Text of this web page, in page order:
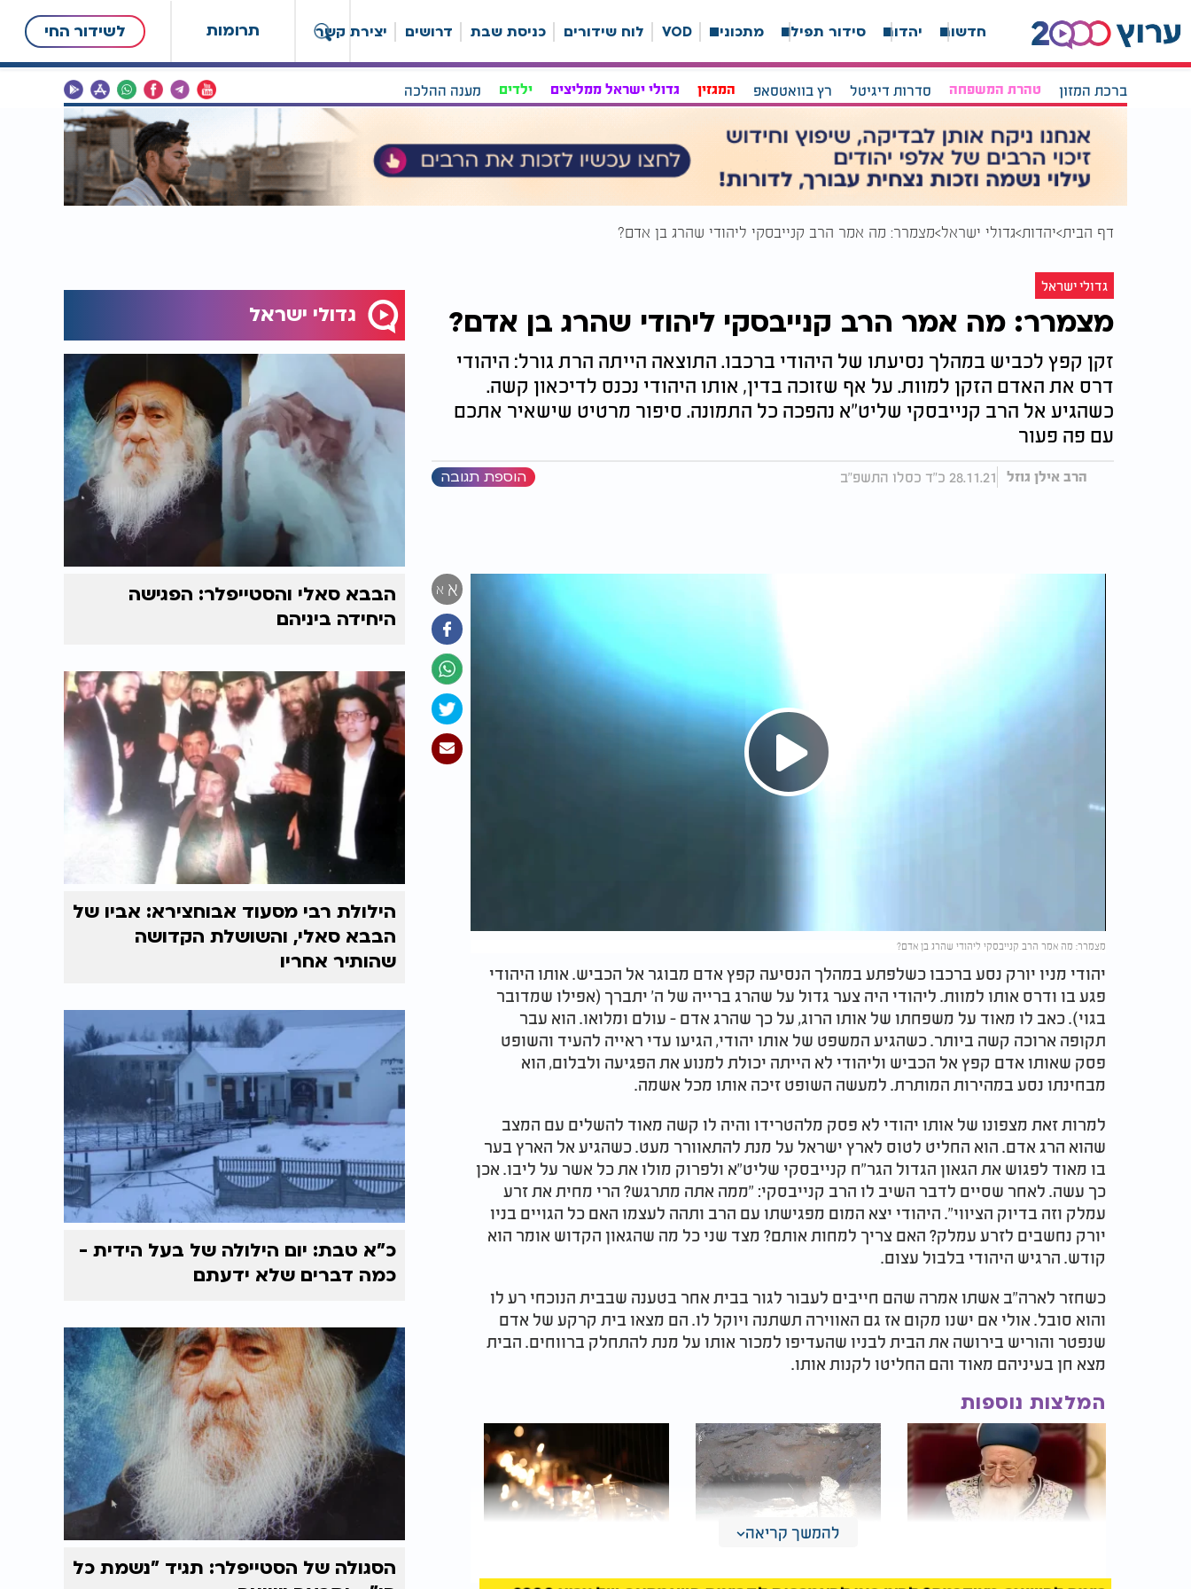
תרומות לשידור החי חדשות יהדות סידור תפילה מתכונים VOD לוח שידורים כניסת שבת דרושים יצירת קשר
ברכת המזון טהרת המשפחה סדרות דיגיטל רץ בוואטסאפ המגזין גדולי ישראל ממליצים ילדים מענה ההלכה
דף הבית יהדות גדולי ישראל מצמרר: מה אמר הרב קנייבסקי ליהודי שהרג בן אדם?
גדולי ישראל
מצמרר: מה אמר הרב קנייבסקי ליהודי שהרג בן אדם?
זקן קפץ לכביש במהלך נסיעתו של היהודי ברכבו. התוצאה הייתה הרת גורל: היהודי
דרס את האדם הזקן למוות. על אף שזוכה בדין, אותו היהודי נכנס לדיכאון קשה.
כשהגיע אל הרב קנייבסקי שליט"א נהפכה כל התמונה. סיפור מרטיט שישאיר אתכם
עם פה פעור
הרב אילן גוזל 28.11.21 כ"ד כסלו התשפ"ב הוספת תגובה
א א
Play
מצמרר: מה אמר הרב קנייבסקי ליהודי שהרג בן אדם?
יהודי מניו יורק נסע ברכבו כשלפתע במהלך הנסיעה קפץ אדם מבוגר אל הכביש. אותו היהודי
פגע בו ודרס אותו למוות. ליהודי היה צער גדול על שהרג ברייה של ה' יתברך (אפילו שמדובר
בגוי). כאב לו מאוד על משפחתו של אותו הרוג, על כך שהרג אדם - עולם ומלואו. הוא עבר
תקופה ארוכה קשה ביותר. כשהגיע המשפט של אותו יהודי, הגיעו עדי ראייה להעיד והשופט
פסק שאותו אדם קפץ אל הכביש וליהודי לא הייתה יכולת למנוע את הפגיעה ולבלום, הוא
מבחינתו נסע במהירות המותרת. למעשה השופט זיכה אותו מכל אשמה.
למרות זאת מצפונו של אותו יהודי לא פסק מלהטרידו והיה לו קשה מאוד להשלים עם המצב
שהוא הרג אדם. הוא החליט לטוס לארץ ישראל על מנת להתאוורר מעט. כשהגיע אל הארץ בער
בו מאוד לפגוש את הגאון הגדול הגר"ח קנייבסקי שליט"א ולפרוק מולו את כל אשר על ליבו. אכן
כך עשה. לאחר שסיים לדבר השיב לו הרב קנייבסקי: "ממה אתה מתרגש? הרי מחית את זרע
עמלק וזה בדיוק הציווי". היהודי יצא המום מפגישתו עם הרב ותהה לעצמו האם כל הגויים בניו
יורק נחשבים לזרע עמלק? האם צריך למחות אותם? מצד שני כל מה שהגאון הקדוש אומר הוא
קודש. הרגיש היהודי בלבול עצום.
כשחזר לארה"ב אשתו אמרה שהם חייבים לעבור לגור בבית אחר בטענה שבבית הנוכחי רע לו
והוא סובל. אולי אם ישנו מקום אז גם האווירה תשתנה ויוקל לו. הם מצאו בית קרקע של אדם
שנפטר והוריש בירושה את הבית לבניו שהעדיפו למכור אותו על מנת להתחלק ברווחים. הבית
מצא חן בעיניהם מאוד והם החליטו לקנות אותו.
המלצות נוספות
זכור - וכיצד הרב מרדכי
מנהרות חמאס בעזה
רבי מנחם מנדל שנייבלג
להמשך קריאה
גדולי ישראל
הבבא סאלי והסטייפלר: הפגישה
היחידה ביניהם
הילולת רבי מסעוד אבוחצירא: אביו של
הבבא סאלי, והשושלת הקדושה
שהותיר אחריו
כ"א טבת: יום הילולה של בעל הידית -
כמה דברים שלא ידעתם
הסגולה של הסטייפלר: תגיד "נשמת כל